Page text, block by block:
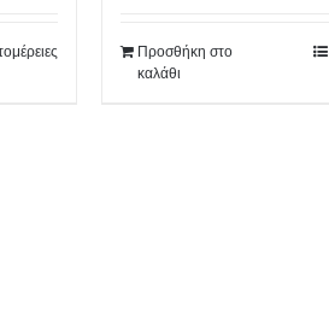
Προσθήκη στο
καλάθι